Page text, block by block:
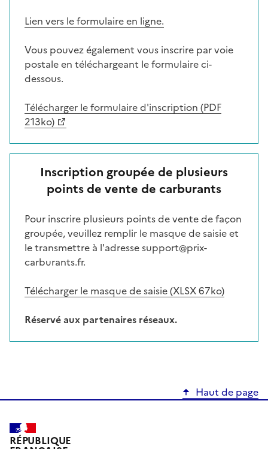
Lien vers le formulaire en ligne.
Vous pouvez également vous inscrire par voie
postale en téléchargeant le formulaire ci-
dessous.
Télécharger le formulaire d'inscription (PDF
213ko)
Inscription groupée de plusieurs
points de vente de carburants
Pour inscrire plusieurs points de vente de façon
groupée, veuillez remplir le masque de saisie et
le transmettre à l'adresse support@prix-
carburants.fr.
Télécharger le masque de saisie (XLSX 67ko)
Réservé aux partenaires réseaux.
Haut de page
RÉPUBLIQUE